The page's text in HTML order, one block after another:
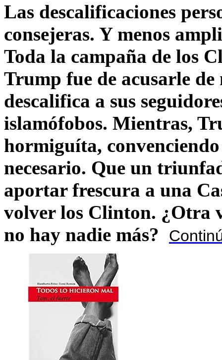
Las descalificaciones
consejeras. Y menos
Toda la campaña de los
Trump fue de acusarle
descalifica a sus
islamófobos. Mientras,
hormiguíta,
necesario. Que un
aportar frescura a una
volver los Clinton. ¿Otra
no hay nadie más?